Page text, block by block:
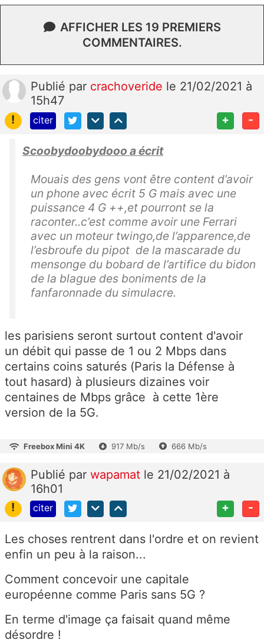
AFFICHER LES 19 PREMIERS
COMMENTAIRES.
Publié par crachoveride le 21/02/2021 à
15h47
!
citer + -
Scoobydoobydooo a écrit
Mouais des gens vont être content d’avoir
un phone avec écrit 5 G mais avec une
puissance 4 G ++,et pourront se la
raconter..c’est comme avoir une Ferrari
avec un moteur twingo,de l’apparence,de
l’esbroufe du pipot de la mascarade du
mensonge du bobard de l’artifice du bidon
de la blague des boniments de la
fanfaronnade du simulacre.
les parisiens seront surtout content d'avoir
un débit qui passe de 1 ou 2 Mbps dans
certains coins saturés (Paris la Défense à
tout hasard) à plusieurs dizaines voir
centaines de Mbps grâce à cette 1ère
version de la 5G.
Freebox Mini 4K 917 Mb/s 666 Mb/s
Publié par wapamat le 21/02/2021 à
16h01
!
citer + -
Les choses rentrent dans l'ordre et on revient
enfin un peu à la raison...
Comment concevoir une capitale
européenne comme Paris sans 5G ?
En terme d'image ça faisait quand même
désordre !